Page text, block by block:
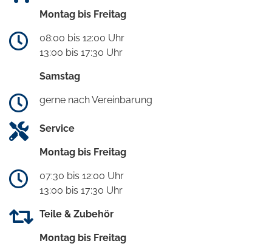
Montag bis Freitag
08:00 bis 12:00 Uhr
13:00 bis 17:30 Uhr
Samstag
gerne nach Vereinbarung
Service
Montag bis Freitag
07:30 bis 12:00 Uhr
13:00 bis 17:30 Uhr
Teile & Zubehör
Montag bis Freitag